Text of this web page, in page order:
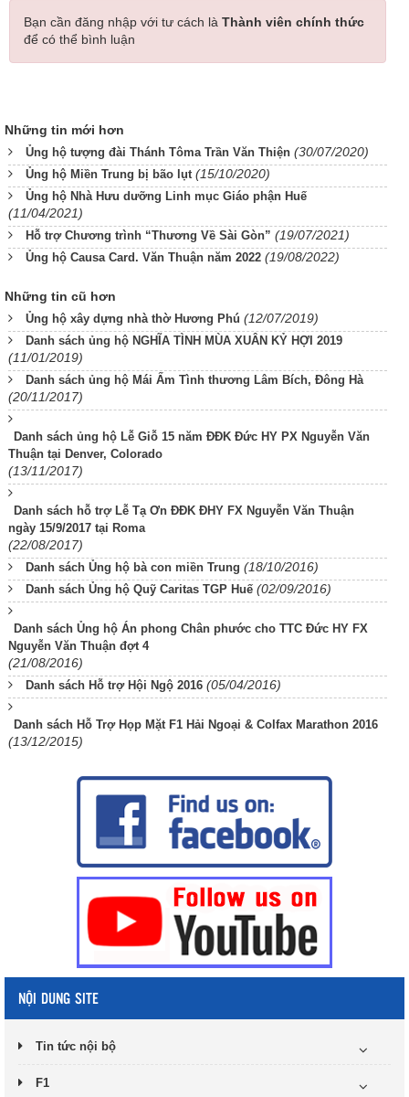
Bạn cần đăng nhập với tư cách là Thành viên chính thức
để có thể bình luận
Những tin mới hơn
Ủng hộ tượng đài Thánh Tôma Trần Văn Thiện (30/07/2020)
Ủng hộ Miền Trung bị bão lụt (15/10/2020)
Ủng hộ Nhà Hưu dưỡng Linh mục Giáo phận Huế
(11/04/2021)
Hỗ trợ Chương trình “Thương Về Sài Gòn” (19/07/2021)
Ủng hộ Causa Card. Văn Thuận năm 2022 (19/08/2022)
Những tin cũ hơn
Ủng hộ xây dựng nhà thờ Hương Phú (12/07/2019)
Danh sách ủng hộ NGHĨA TÌNH MÙA XUÂN KỶ HỢI 2019
(11/01/2019)
Danh sách ủng hộ Mái Ấm Tình thương Lâm Bích, Đông Hà
(20/11/2017)
Danh sách ủng hộ Lễ Giỗ 15 năm ĐĐK Đức HY PX Nguyễn Văn
Thuận tại Denver, Colorado
(13/11/2017)
Danh sách hỗ trợ Lễ Tạ Ơn ĐĐK ĐHY FX Nguyễn Văn Thuận
ngày 15/9/2017 tại Roma
(22/08/2017)
Danh sách Ủng hộ bà con miền Trung (18/10/2016)
Danh sách Ủng hộ Quỹ Caritas TGP Huế (02/09/2016)
Danh sách Ủng hộ Án phong Chân phước cho TTC Đức HY FX
Nguyễn Văn Thuận đợt 4
(21/08/2016)
Danh sách Hỗ trợ Hội Ngộ 2016 (05/04/2016)
Danh sách Hỗ Trợ Họp Mặt F1 Hải Ngoại & Colfax Marathon 2016
(13/12/2015)
NỘI DUNG SITE
Tin tức nội bộ
F1